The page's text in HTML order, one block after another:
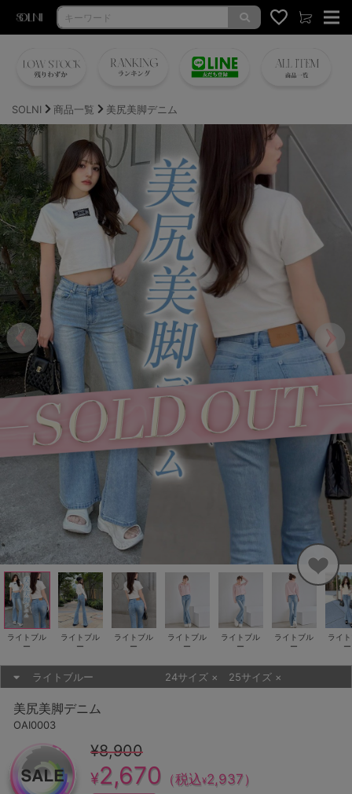
SOLNI 商品一覧 美尻美脚デニム
ライトブル
ー
ライトブル
ー
ライトブル
ー
ライトブル
ー
ライトブル
ー
ライトブル
ー
ライ
ー
ライトブルー 24サイズ × 25サイズ ×
美尻美脚デニム
OAI0003
¥8,900
¥2,670 （税込¥2,937 ）